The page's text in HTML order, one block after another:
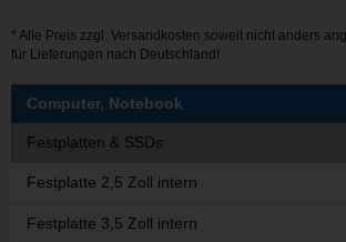
* Alle Preis zzgl. Versandkosten soweit nicht anders
für Lieferungen nach Deutschland!
Computer, Notebook
Festplatten & SSDs
Festplatte 2,5 Zoll intern
Festplatte 3,5 Zoll intern